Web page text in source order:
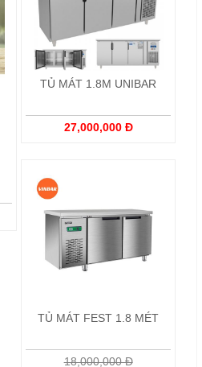
TỦ MÁT 1.8M UNIBAR
27,000,000 Đ
TỦ MÁT FEST 1.8 MÉT
18,000,000 Đ